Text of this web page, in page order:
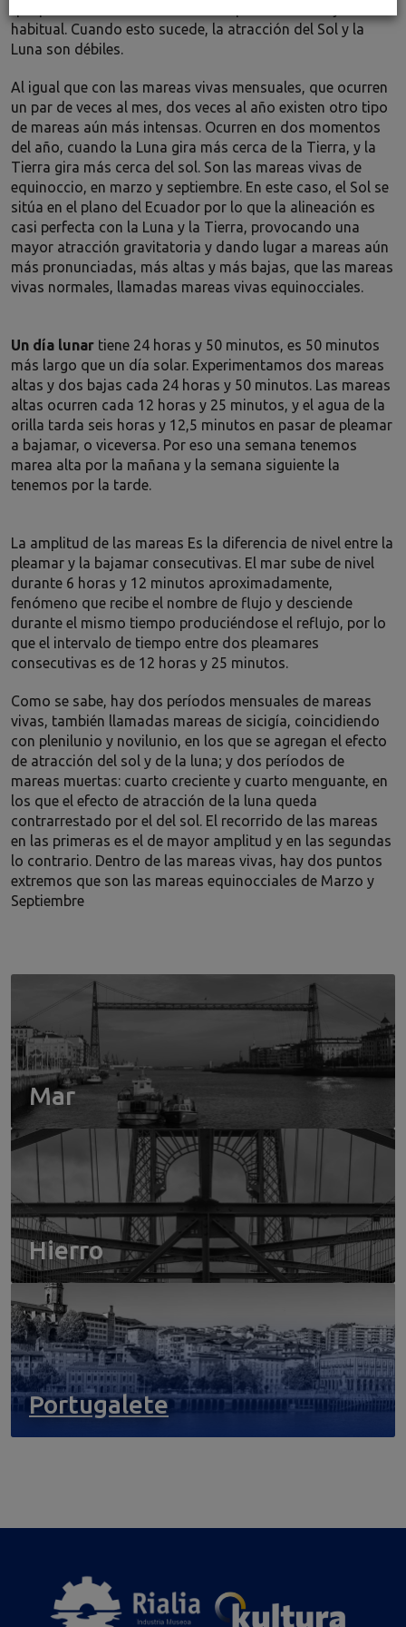
habitual. Cuando esto sucede, la atracción del Sol y la
Luna son débiles.
Al igual que con las mareas vivas mensuales, que ocurren
un par de veces al mes, dos veces al año existen otro tipo
de mareas aún más intensas. Ocurren en dos momentos
del año, cuando la Luna gira más cerca de la Tierra, y la
Tierra gira más cerca del sol. Son las mareas vivas de
equinoccio, en marzo y septiembre. En este caso, el Sol se
sitúa en el plano del Ecuador por lo que la alineación es
casi perfecta con la Luna y la Tierra, provocando una
mayor atracción gravitatoria y dando lugar a mareas aún
más pronunciadas, más altas y más bajas, que las mareas
vivas normales, llamadas mareas vivas equinocciales.
Un día lunar tiene 24 horas y 50 minutos, es 50 minutos
más largo que un día solar. Experimentamos dos mareas
altas y dos bajas cada 24 horas y 50 minutos. Las mareas
altas ocurren cada 12 horas y 25 minutos, y el agua de la
orilla tarda seis horas y 12,5 minutos en pasar de pleamar
a bajamar, o viceversa. Por eso una semana tenemos
marea alta por la mañana y la semana siguiente la
tenemos por la tarde.
La amplitud de las mareas Es la diferencia de nivel entre la
pleamar y la bajamar consecutivas. El mar sube de nivel
durante 6 horas y 12 minutos aproximadamente,
fenómeno que recibe el nombre de flujo y desciende
durante el mismo tiempo produciéndose el reflujo, por lo
que el intervalo de tiempo entre dos pleamares
consecutivas es de 12 horas y 25 minutos.
Como se sabe, hay dos períodos mensuales de mareas
vivas, también llamadas mareas de sicigía, coincidiendo
con plenilunio y novilunio, en los que se agregan el efecto
de atracción del sol y de la luna; y dos períodos de
mareas muertas: cuarto creciente y cuarto menguante, en
los que el efecto de atracción de la luna queda
contrarrestado por el del sol. El recorrido de las mareas
en las primeras es el de mayor amplitud y en las segundas
lo contrario. Dentro de las mareas vivas, hay dos puntos
extremos que son las mareas equinocciales de Marzo y
Septiembre
Mar
Hierro
Portugalete